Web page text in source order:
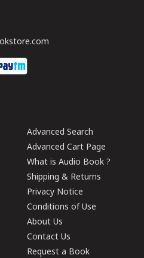
Advanced Search
Advanced Cart Page
What is Audio Book ?
Shipping & Returns
Privacy Notice
Conditions of Use
About Us
Contact Us
Request a Book